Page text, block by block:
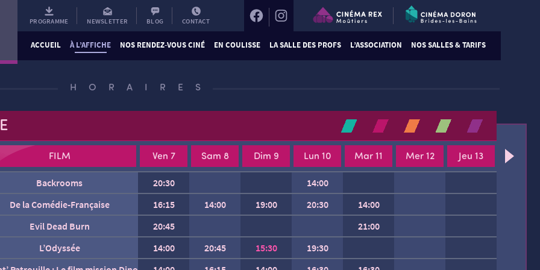
PROGRAMME NEWSLETTER BLOG CONTACT
ACCUEIL À L’AFFICHE NOS RENDEZ-VOUS CINÉ EN COULISSE LA SALLE DES PROFS L’ASSOCIATION NOS SALLES & TARIFS
HORAIRES
FILM Ven 7 Sam 8 Dim 9 Lun 10 Mar 11 Mer 12 Jeu 13
Backrooms 20:30
14:00
De la Comédie-Française
16:15 14:00 19:00 20:30
14:00
Evil Dead Burn
20:45
21:00
L’Odyssée
14:00 20:45 15:30
19:30